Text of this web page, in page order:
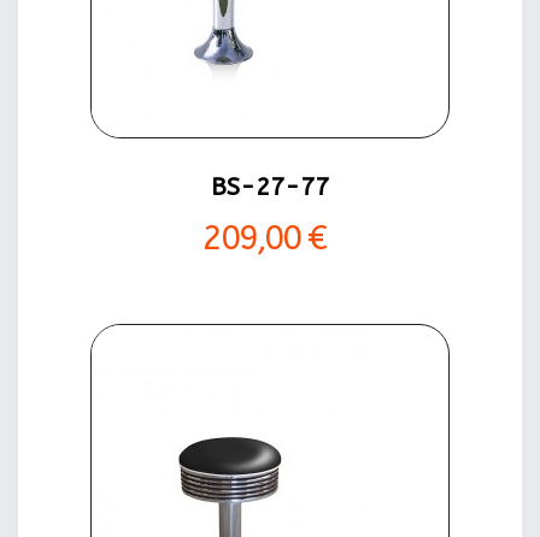
BS-27-77
209,00 €